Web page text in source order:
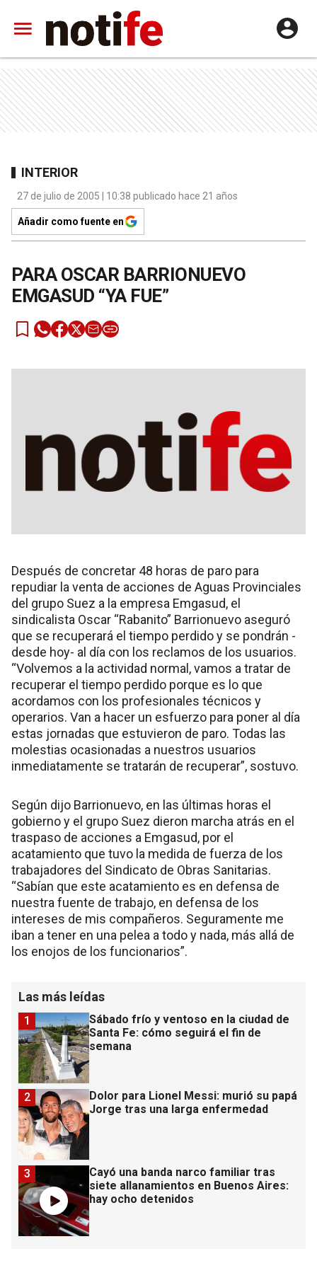
INTERIOR
27 de julio de 2005 | 10:38 publicado hace 21 años
Añadir como fuente en
PARA OSCAR BARRIONUEVO
EMGASUD “YA FUE”
Después de concretar 48 horas de paro para
repudiar la venta de acciones de Aguas Provinciales
del grupo Suez a la empresa Emgasud, el
sindicalista Oscar “Rabanito” Barrionuevo aseguró
que se recuperará el tiempo perdido y se pondrán -
desde hoy- al día con los reclamos de los usuarios.
“Volvemos a la actividad normal, vamos a tratar de
recuperar el tiempo perdido porque es lo que
acordamos con los profesionales técnicos y
operarios. Van a hacer un esfuerzo para poner al día
estas jornadas que estuvieron de paro. Todas las
molestias ocasionadas a nuestros usuarios
inmediatamente se tratarán de recuperar”, sostuvo.
Según dijo Barrionuevo, en las últimas horas el
gobierno y el grupo Suez dieron marcha atrás en el
traspaso de acciones a Emgasud, por el
acatamiento que tuvo la medida de fuerza de los
trabajadores del Sindicato de Obras Sanitarias.
“Sabían que este acatamiento es en defensa de
nuestra fuente de trabajo, en defensa de los
intereses de mis compañeros. Seguramente me
iban a tener en una pelea a todo y nada, más allá de
los enojos de los funcionarios”.
Las más leídas
Sábado frío y ventoso en la ciudad de
Santa Fe: cómo seguirá el fin de
semana
1
Dolor para Lionel Messi: murió su papá
Jorge tras una larga enfermedad
2
Cayó una banda narco familiar tras
siete allanamientos en Buenos Aires:
hay ocho detenidos
3